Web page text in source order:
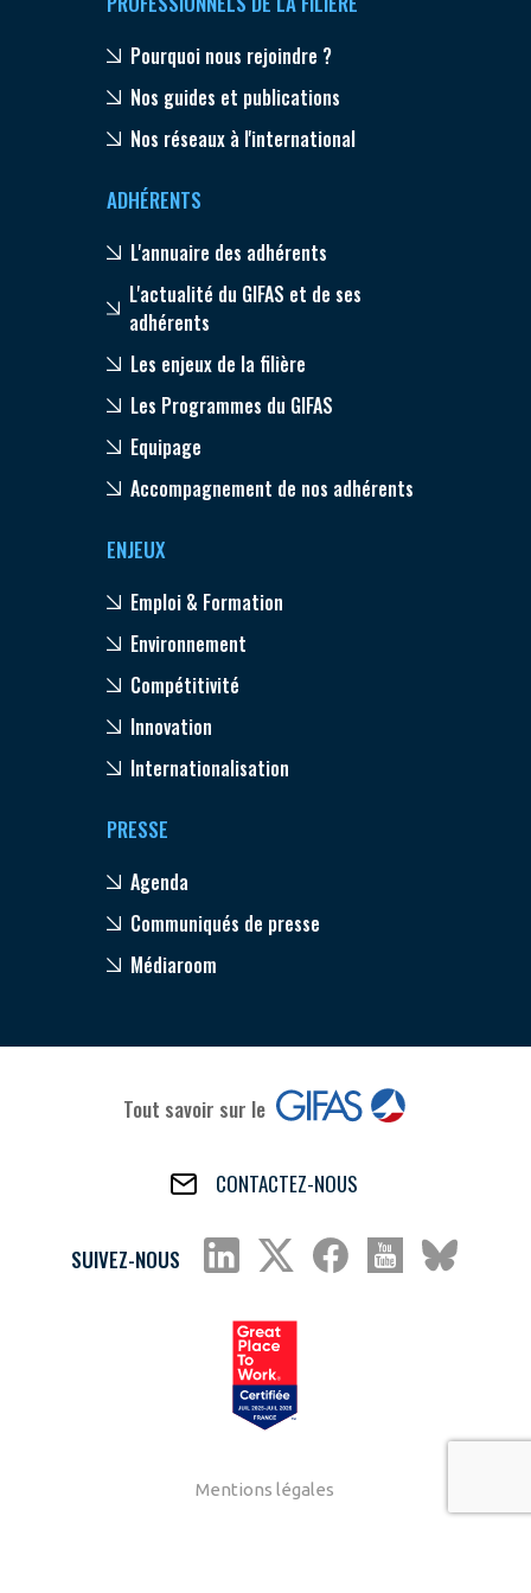
Pourquoi nous rejoindre ?
Nos guides et publications
Nos réseaux à l'international
ADHÉRENTS
L'annuaire des adhérents
L'actualité du GIFAS et de ses
adhérents
Les enjeux de la filière
Les Programmes du GIFAS
Equipage
Accompagnement de nos adhérents
ENJEUX
Emploi & Formation
Environnement
Compétitivité
Innovation
Internationalisation
PRESSE
Agenda
Communiqués de presse
Médiaroom
Tout savoir sur le
CONTACTEZ-NOUS
SUIVEZ-NOUS
Mentions légales